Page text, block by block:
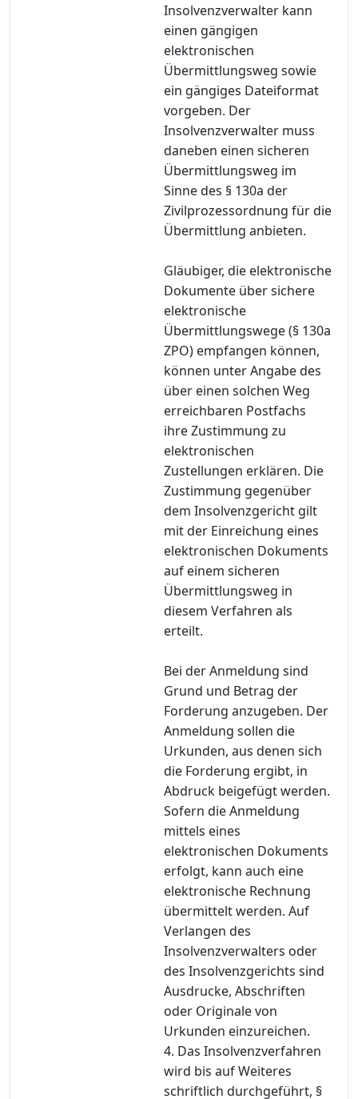
Insolvenzverwalter kann
einen gängigen
elektronischen
Übermittlungsweg sowie
ein gängiges Dateiformat
vorgeben. Der
Insolvenzverwalter muss
daneben einen sicheren
Übermittlungsweg im
Sinne des § 130a der
Zivilprozessordnung für die
Übermittlung anbieten.
Gläubiger, die elektronische
Dokumente über sichere
elektronische
Übermittlungswege (§ 130a
ZPO) empfangen können,
können unter Angabe des
über einen solchen Weg
erreichbaren Postfachs
ihre Zustimmung zu
elektronischen
Zustellungen erklären. Die
Zustimmung gegenüber
dem Insolvenzgericht gilt
mit der Einreichung eines
elektronischen Dokuments
auf einem sicheren
Übermittlungsweg in
diesem Verfahren als
erteilt.
Bei der Anmeldung sind
Grund und Betrag der
Forderung anzugeben. Der
Anmeldung sollen die
Urkunden, aus denen sich
die Forderung ergibt, in
Abdruck beigefügt werden.
Sofern die Anmeldung
mittels eines
elektronischen Dokuments
erfolgt, kann auch eine
elektronische Rechnung
übermittelt werden. Auf
Verlangen des
Insolvenzverwalters oder
des Insolvenzgerichts sind
Ausdrucke, Abschriften
oder Originale von
Urkunden einzureichen.
4. Das Insolvenzverfahren
wird bis auf Weiteres
schriftlich durchgeführt, §